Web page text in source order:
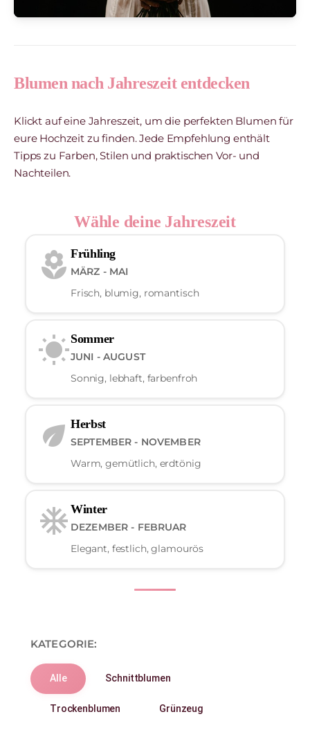
Blumen nach Jahreszeit entdecken
Klickt auf eine Jahreszeit, um die perfekten Blumen für
eure Hochzeit zu finden. Jede Empfehlung enthält
Tipps zu Farben, Stilen und praktischen Vor- und
Nachteilen.
Wähle deine Jahreszeit
local_florist Frühling
MÄRZ - MAI
Frisch, blumig, romantisch
wb_sunnySommer
JUNI - AUGUST
Sonnig, lebhaft, farbenfroh
eco Herbst
SEPTEMBER - NOVEMBER
Warm, gemütlich, erdtönig
ac_unit Winter
DEZEMBER - FEBRUAR
Elegant, festlich, glamourös
KATEGORIE:
Alle Schnittblumen
Trockenblumen Grünzeug